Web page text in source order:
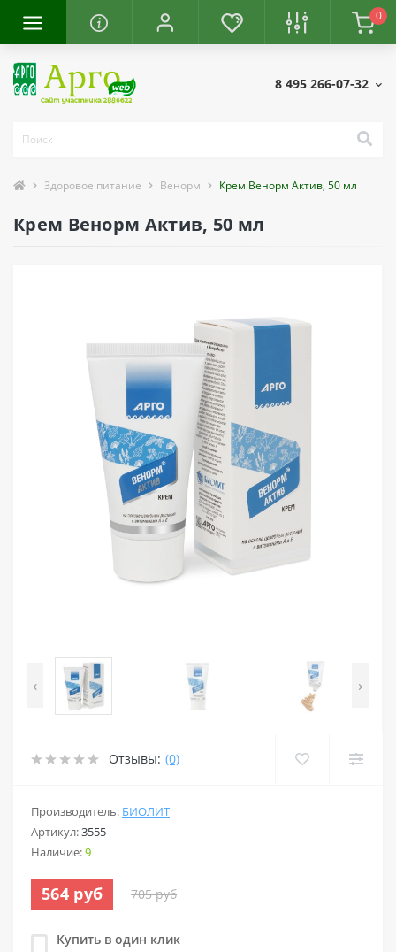
0
8 495 266-07-32
Здоровое питание Венорм Крем Венорм Актив, 50 мл
Крем Венорм Актив, 50 мл
‹ ›
Отзывы: (0)
Производитель: БИОЛИТ
Артикул:3555
Наличие:9
564 руб 705 руб
Купить в один клик